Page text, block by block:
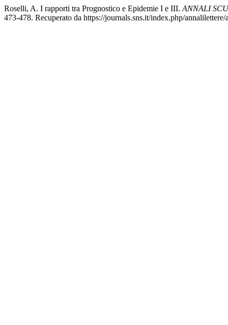
Roselli, A. I rapporti tra Prognostico e Epidemie I e III. ANNALI
473-478. Recuperato da https://journals.sns.it/index.php/